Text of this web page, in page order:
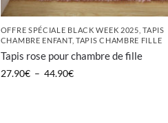
OFFRE SPÉCIALE BLACK WEEK 2025 ,TAPIS
CHAMBRE ENFANT, TAPIS CHAMBRE FILLE
Tapis rose pour chambre de fille
27.90€ – 44.90€